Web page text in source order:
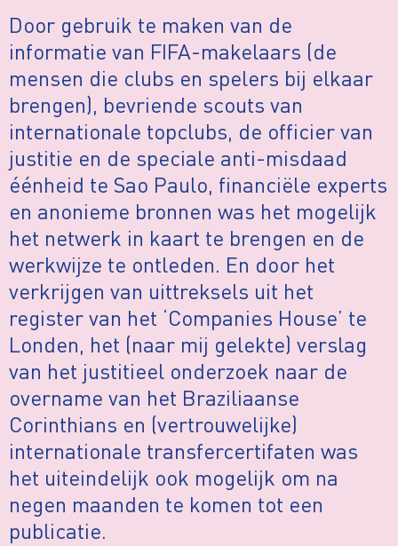
Door gebruik te maken van de
informatie van FIFA-makelaars (de
mensen die clubs en spelers bij elkaar
brengen), bevriende scouts van
internationale topclubs, de officier van
justitie en de speciale anti-misdaad
éénheid te Sao Paulo, financiële experts
en anonieme bronnen was het mogelijk
het netwerk in kaart te brengen en de
werkwijze te ontleden. En door het
verkrijgen van uittreksels uit het
register van het ‘Companies House’ te
Londen, het (naar mij gelekte) verslag
van het justitieel onderzoek naar de
overname van het Braziliaanse
Corinthians en (vertrouwelijke)
internationale transfercertifaten was
het uiteindelijk ook mogelijk om na
negen maanden te komen tot een
publicatie.